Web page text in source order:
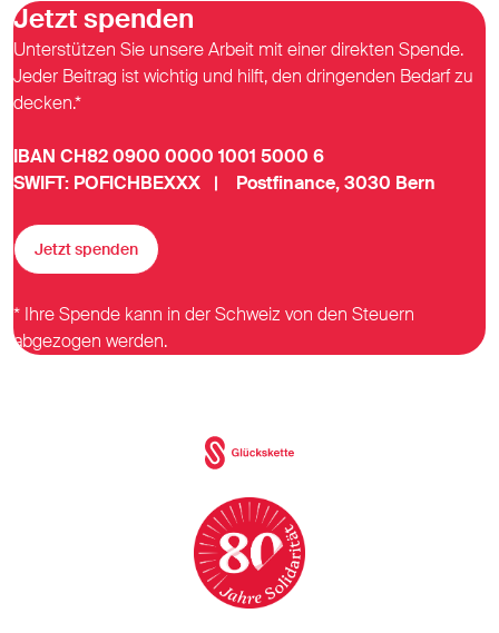
Jetzt spenden
Unterstützen Sie unsere Arbeit mit einer direkten Spende.
Jeder Beitrag ist wichtig und hilft, den dringenden Bedarf zu
decken.*
IBAN CH82 0900 0000 1001 5000 6
SWIFT: POFICHBEXXX | Postfinance, 3030 Bern
Jetzt spenden
* Ihre Spende kann in der Schweiz von den Steuern
abgezogen werden.